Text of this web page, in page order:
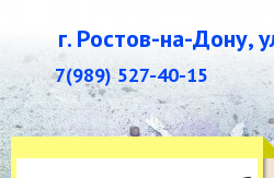
г. Ростов-на-Дону,
7(989) 527-40-15